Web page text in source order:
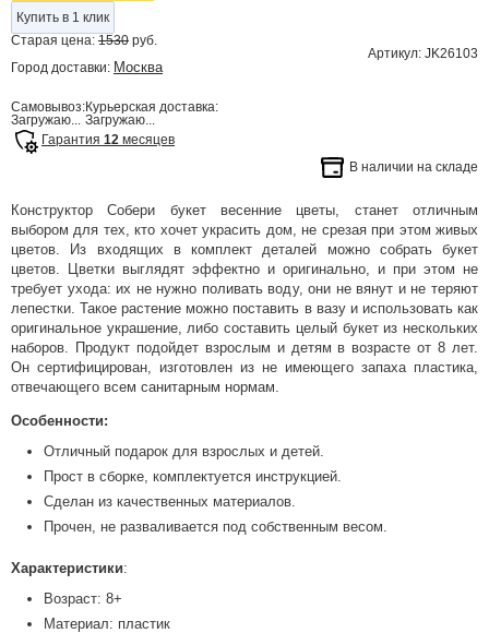
Купить в 1 клик
Старая цена: 1530 руб.
Артикул: JK26103
Город доставки: Москва
Самовывоз:
Загружаю...
Курьерская доставка:
Загружаю...
Гарантия 12 месяцев
В наличии на складе
Конструктор Собери букет весенние цветы, станет отличным
выбором для тех, кто хочет украсить дом, не срезая при этом живых
цветов. Из входящих в комплект деталей можно собрать букет
цветов. Цветки выглядят эффектно и оригинально, и при этом не
требует ухода: их не нужно поливать воду, они не вянут и не теряют
лепестки. Такое растение можно поставить в вазу и использовать как
оригинальное украшение, либо составить целый букет из нескольких
наборов. Продукт подойдет взрослым и детям в возрасте от 8 лет.
Он сертифицирован, изготовлен из не имеющего запаха пластика,
отвечающего всем санитарным нормам.
Особенности:
Отличный подарок для взрослых и детей.
Прост в сборке, комплектуется инструкцией.
Сделан из качественных материалов.
Прочен, не разваливается под собственным весом.
Характеристики:
Возраст: 8+
Материал: пластик